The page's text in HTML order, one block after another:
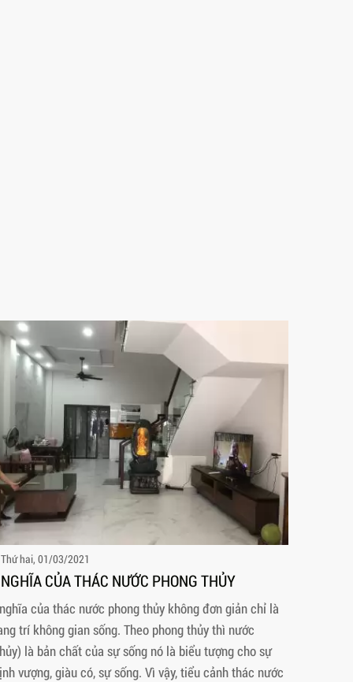
Thứ hai, 01/03/2021
CỦA THÁC NƯỚC PHONG THỦY
của thác nước phong thủy không đơn giản chỉ là
trí không gian sống. Theo phong thủy thì nước
là bản chất của sự sống nó là biểu tượng cho sự
vượng, giàu có, sự sống. Vì vậy, tiểu cảnh thác nước